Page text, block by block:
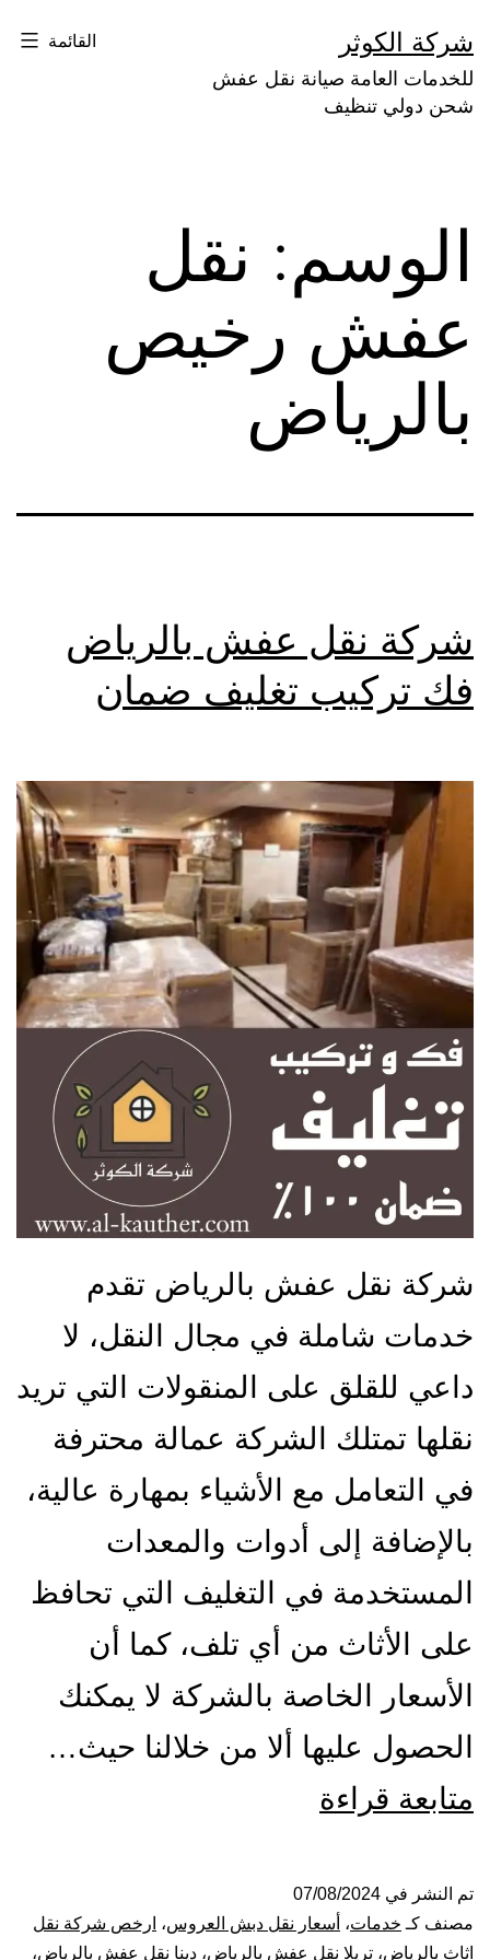
إلى
المحتوى
شركة الكوثر
للخدمات العامة صيانة نقل عفش
شحن دولي تنظيف
القائمة
الوسم: نقل
عفش رخيص
بالرياض
شركة نقل عفش بالرياض
فك تركيب تغليف ضمان
شركة نقل عفش بالرياض تقدم
خدمات شاملة في مجال النقل، لا
داعي للقلق على المنقولات التي تريد
نقلها تمتلك الشركة عمالة محترفة
في التعامل مع الأشياء بمهارة عالية،
بالإضافة إلى أدوات والمعدات
المستخدمة في التغليف التي تحافظ
على الأثاث من أي تلف، كما أن
الأسعار الخاصة بالشركة لا يمكنك
الحصول عليها ألا من خلالنا حيث…
متابعة قراءة
عفش
بالرياض
تم النشر في 07/08/2024
مصنف كـ خدمات، أسعار نقل دبش العروس، ارخص شركة نقل
اثاث بالرياض، تريلا نقل عفش بالرياض، دينا نقل عفش بالرياض،